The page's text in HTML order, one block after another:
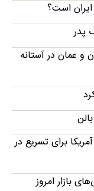
ایران است؟
پدر
و عمان در آستانه
برای تسریع در
بازار امروز